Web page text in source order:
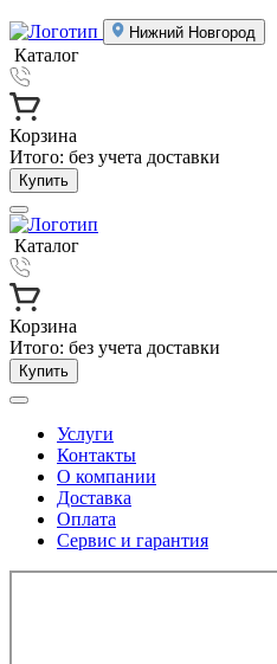
Нижний Новгород
Каталог
Корзина
Итого: без учета доставки
Купить
Каталог
Корзина
Итого: без учета доставки
Купить
Услуги
Контакты
О компании
Доставка
Оплата
Сервис и гарантия